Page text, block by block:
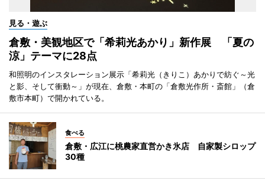
見る・遊ぶ
倉敷・美観地区で「希莉光あかり」新作展 「夏の
涼」テーマに28点
和照明のインスタレーション展示「希莉光（きりこ）あかりで紡ぐ～光
と影、そして衝動～」が現在、倉敷・本町の「倉敷光作所・斎館」（倉
敷市本町）で開かれている。
食べる
倉敷・広江に桃農家直営かき氷店 自家製シロップ
30種